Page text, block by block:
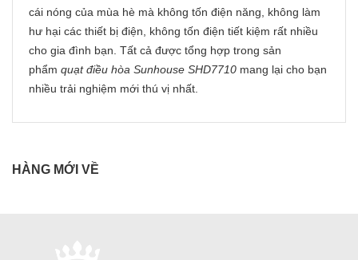
cái nóng của mùa hè mà không tốn điện năng, không làm
hư hại các thiết bị điện, không tốn điện tiết kiệm rất nhiều
cho gia đình bạn. Tất cả được tổng hợp trong sản
phẩm quạt điều hòa Sunhouse SHD7710 mang lại cho bạn
nhiều trải nghiệm mới thú vị nhất.
HÀNG MỚI VỀ